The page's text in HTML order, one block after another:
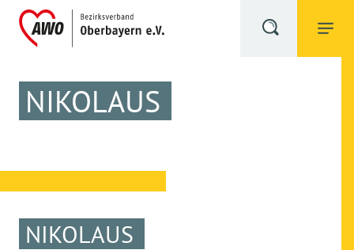
NIKOLAUS
NIKOLAUS